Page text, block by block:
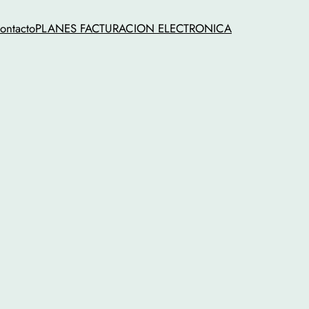
PLANES FACTURACION ELECTRONICA